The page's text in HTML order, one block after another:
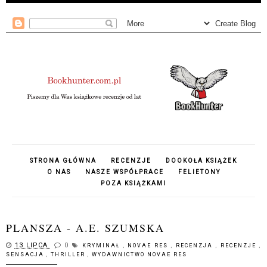
STRONA GŁÓWNA RECENZJE
DOOKOŁA KSIĄŻEK
O NAS
NASZE WSPÓŁPRACE
FELIETONY
POZA KSIĄŻKAMI
PLANSZA - A.E. SZUMSKA
13 LIPCA 0 KRYMINAŁ , NOVAE RES, RECENZJA, RECENZJE,
SENSACJA , THRILLER , WYDAWNICTWO NOVAE RES